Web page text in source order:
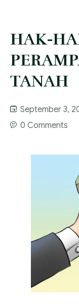
Blog
HAK-
TANAH
September 3,
0 Comments